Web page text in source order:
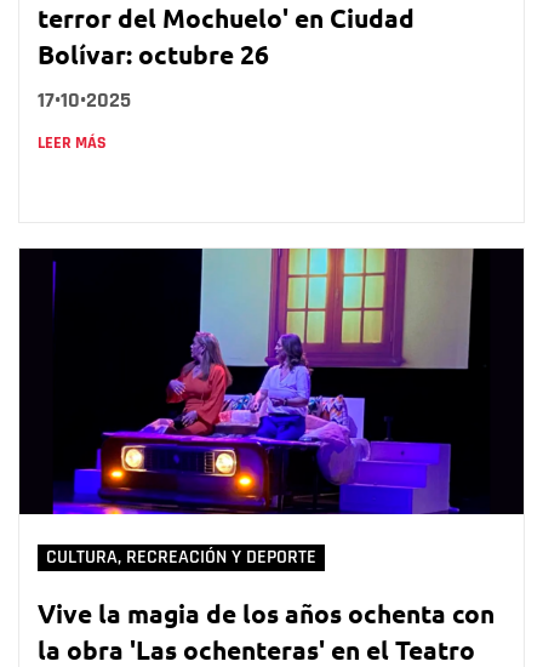
terror del Mochuelo' en Ciudad
Bolívar: octubre 26
17•10•2025
LEER MÁS
CULTURA, RECREACIÓN Y DEPORTE
Vive la magia de los años ochenta con
la obra 'Las ochenteras' en el Teatro